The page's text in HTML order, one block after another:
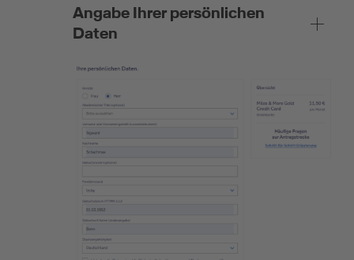
Angabe Ihrer persönlichen
Daten